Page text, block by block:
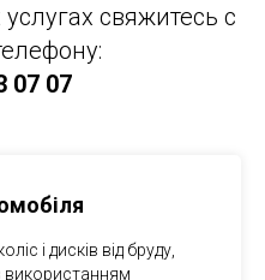
свяжитесь с
07 07
і дисків від бруду,
використанням